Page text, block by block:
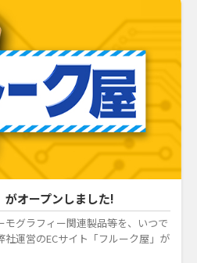
がオープンしました!
モグラフィー関連製品等を、いつで
運営のECサイト「フルーク屋」が